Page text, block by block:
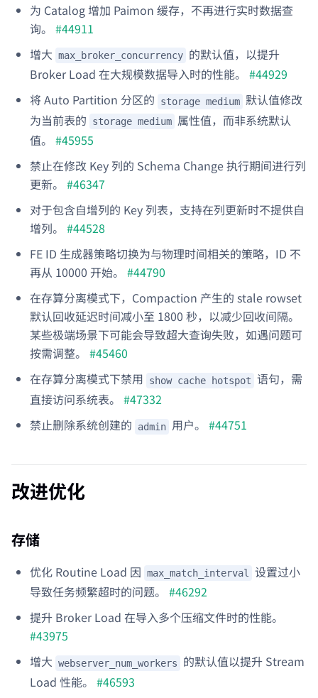
为 Catalog 增加 Paimon 缓存，不再进行实时数据查
询。 #44911
增大 max_broker_concurrency 的默认值，以提升
Broker Load 在大规模数据导入时的性能。 #44929
将 Auto Partition 分区的
storage medium 默认值修改
为当前表的
storage medium 属性值，而非系统默认
值。 #45955
禁止在修改 Key 列的 Schema Change 执行期间进行列
更新。 #46347
对于包含自增列的 Key 列表，支持在列更新时不提供自
增列。 #44528
FE ID 生成器策略切换为与物理时间相关的策略，ID 不
再从 10000 开始。 #44790
在存算分离模式下，Compaction 产生的 stale rowset
默认回收延迟时间减小至 1800 秒，以减少回收间隔。
某些极端场景下可能会导致超大查询失败，如遇问题可
按需调整。 #45460
在存算分离模式下禁用
show cache hotspot 语句，需
直接访问系统表。 #47332
禁止删除系统创建的
admin 用户。 #44751
改进优化
存储
优化 Routine Load 因 max_match_interval 设置过小
导致任务频繁超时的问题。 #46292
提升 Broker Load 在导入多个压缩文件时的性能。
#43975
增大 webserver_num_workers
的默认值以提升 Stream
Load 性能。 #46593